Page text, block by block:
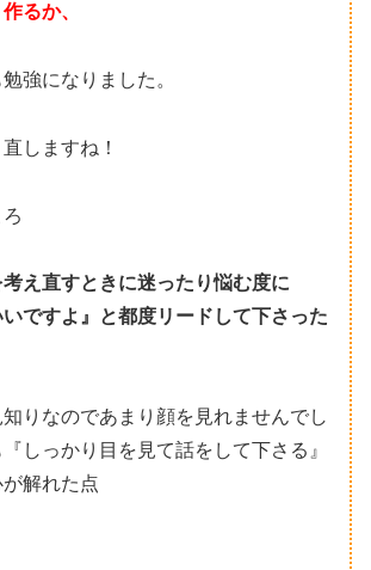
るか、
強になりました。
しますね！
考え直すときに迷ったり悩む度に
ですよ』と都度リードして下さった
知りなのであまり顔を見れませんでし
しっかり目を見て話をして下さる』
解れた点